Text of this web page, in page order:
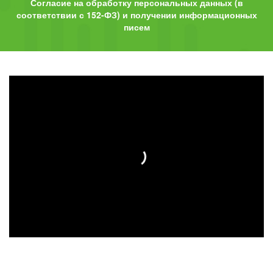
Согласие на обработку персональных данных (в
соответствии с 152-ФЗ) и получении информационных
писем